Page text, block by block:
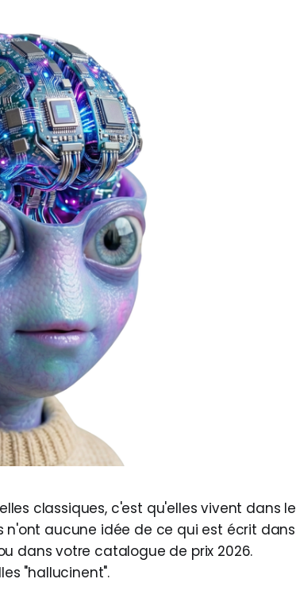
classiques, c'est qu'elles vivent dans le
n'ont aucune idée de ce qui est écrit dans
dans votre catalogue de prix 2026.
"hallucinent".